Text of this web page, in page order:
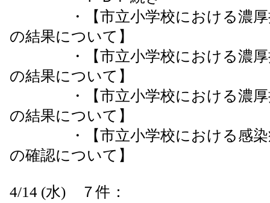
・【市立小学校における濃厚接
の結果について】
・【市立小学校における濃厚接
の結果について】
・【市立小学校における濃厚接
の結果について】
・【市立小学校における感染症
の確認について】
4/14 (水) ７件：